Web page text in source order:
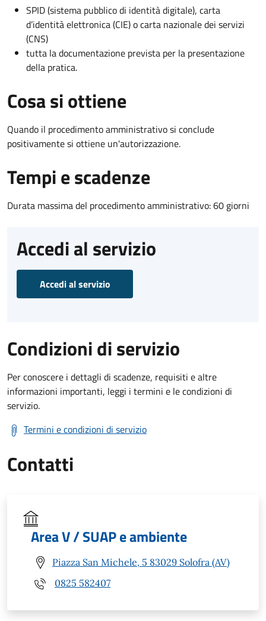
SPID (sistema pubblico di identità digitale), carta
d’identità elettronica (CIE) o carta nazionale dei servizi
(CNS)
tutta la documentazione prevista per la presentazione
della pratica.
Cosa si ottiene
Quando il procedimento amministrativo si conclude
positivamente si ottiene un'autorizzazione.
Tempi e scadenze
Durata massima del procedimento amministrativo: 60 giorni
Accedi al servizio
Accedi al servizio
Condizioni di servizio
Per conoscere i dettagli di scadenze, requisiti e altre
informazioni importanti, leggi i termini e le condizioni di
servizio.
Termini e condizioni di servizio
Contatti
Area V / SUAP e ambiente
Piazza San Michele, 5 83029 Solofra (AV)
0825 582407